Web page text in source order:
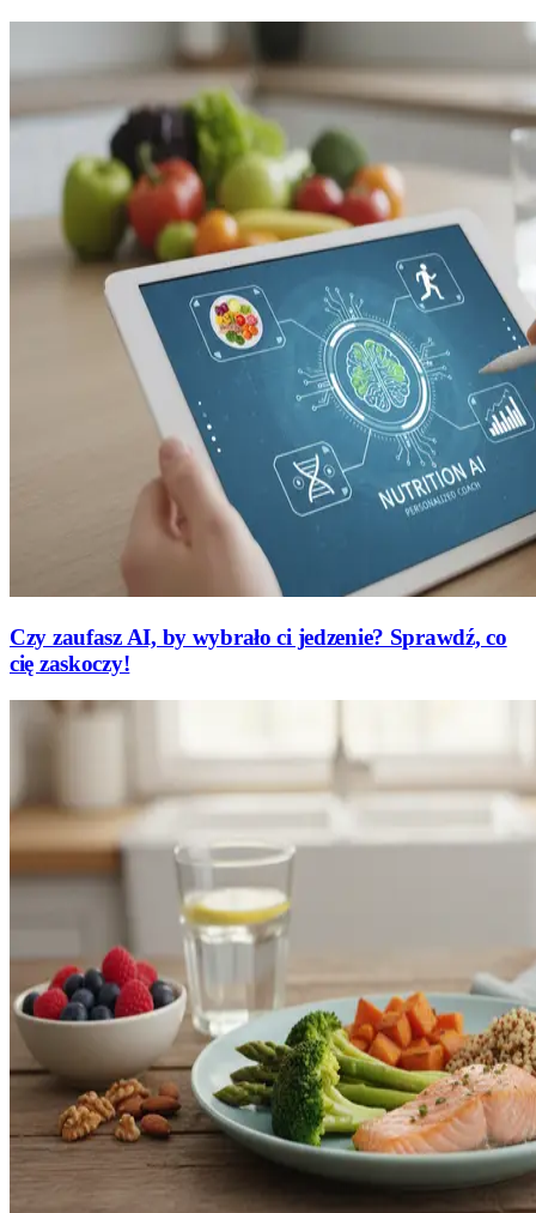
Czy zaufasz AI, by wybrało ci jedzenie? Sprawdź, co
cię zaskoczy!